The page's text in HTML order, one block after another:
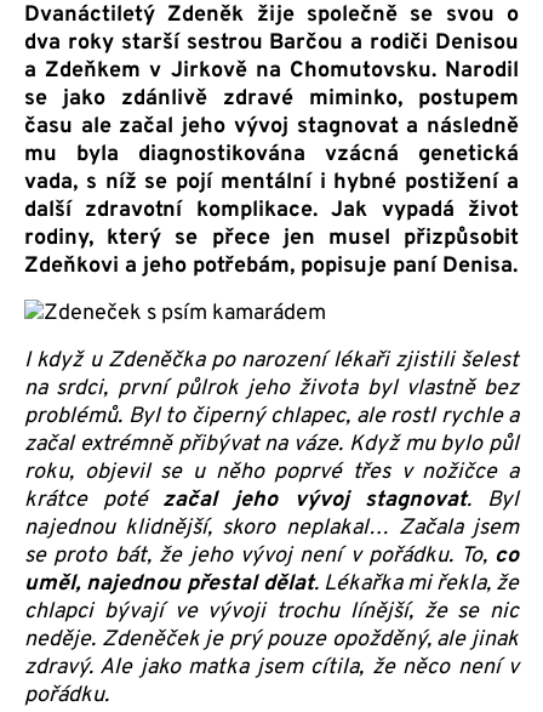
Dvanáctiletý Zdeněk žije společně se svou o
dva roky starší sestrou Barčou a rodiči Denisou
a Zdeňkem v Jirkově na Chomutovsku. Narodil
se jako zdánlivě zdravé miminko, postupem
času ale začal jeho vývoj stagnovat a následně
mu byla diagnostikována vzácná genetická
vada, s níž se pojí mentální i hybné postižení a
další zdravotní komplikace. Jak vypadá život
rodiny, který se přece jen musel přizpůsobit
Zdeňkovi a jeho potřebám, popisuje paní Denisa.
I když u Zdeněčka po narození lékaři zjistili šelest
na srdci, první půlrok jeho života byl vlastně bez
problémů. Byl to čiperný chlapec, ale rostl rychle a
začal extrémně přibývat na váze. Když mu bylo půl
roku, objevil se u něho poprvé třes v nožičce a
krátce poté začal jeho vývoj stagnovat. Byl
najednou klidnější, skoro neplakal… Začala jsem
se proto bát, že jeho vývoj není v pořádku. To, co
uměl, najednou přestal dělat. Lékařka mi řekla, že
chlapci bývají ve vývoji trochu línější, že se nic
neděje. Zdeněček je prý pouze opožděný, ale jinak
zdravý. Ale jako matka jsem cítila, že něco není v
pořádku.